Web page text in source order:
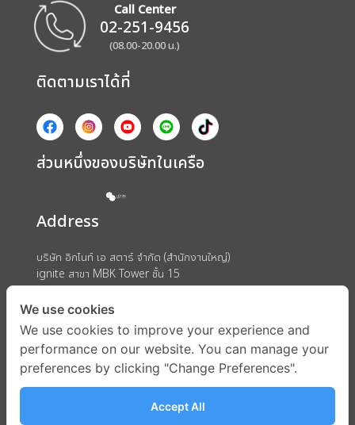
Call Center
02-251-9456
(08.00-20.00 น.)
ติดตามเราได้ที่
ส่วนหนึ่งของบริษัทในเครือ
Address
บริษัท อิกไนท์ เอ สตาร์ จำกัด (สำนักงานใหญ่)
ignite สาขา MBK Tower ชั้น 15
ถนนพญาไท แขวงวังใหม่ เขตปทุมวัน กรุงเทพมหานคร 10330
We use cookies
We use cookies to improve your experience and
performance on our website. You can manage your
preferences by clicking "Change Preferences".
Accept All